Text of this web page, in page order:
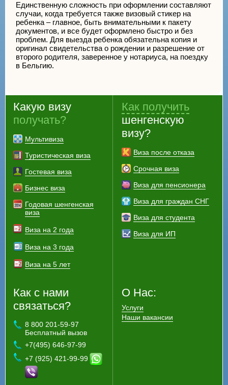
Единственную сложность при оформлении составляют
случаи, когда требуется также визовый стикер на
ребенка – главное, быть внимательными к пакету
документов, и все будет оформлено быстро и без
проблем. Для выезда ребенка обязательна копия и
оригинал свидетельства о рождении и разрешение от
второго родителя, заверенное у нотариуса, на поездку
в Бельгию.
Какую визу
получать?
Мультивиза
Туристическая виза
Гостевая виза
Бизнес виза
Годовая шенгенская
виза
Виза на 2 года
Виза на 3 года
Виза на 5 лет
Как получить
шенгенскую
визу?
Виза после отказа
Срочная виза
Виза для пенсионера
Виза для граждан СНГ
Виза для студента
Виза для ИП
Как с нами
связаться?
8 800 201-59-97
Бесплатный вызов
+7(495) 646-97-99
+7 (925) 421-99-99
О Нас:
Услуги
Наши вакансии